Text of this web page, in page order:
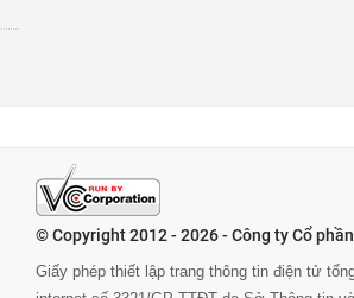
© Copyright 2012 - 2026 - Công ty Cổ
Giấy phép thiết lập trang thông tin điện tử